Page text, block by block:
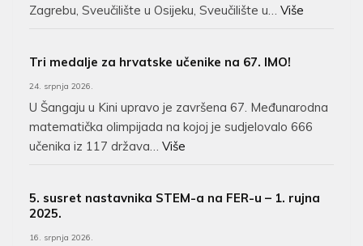
Zagrebu, Sveučilište u Osijeku, Sveučilište u… Više
Tri medalje za hrvatske učenike na 67. IMO!
24. srpnja 2026.
U Šangaju u Kini upravo je završena 67. Međunarodna
matematička olimpijada na kojoj je sudjelovalo 666
učenika iz 117 država… Više
5. susret nastavnika STEM-a na FER-u – 1. rujna
2025.
16. srpnja 2026.